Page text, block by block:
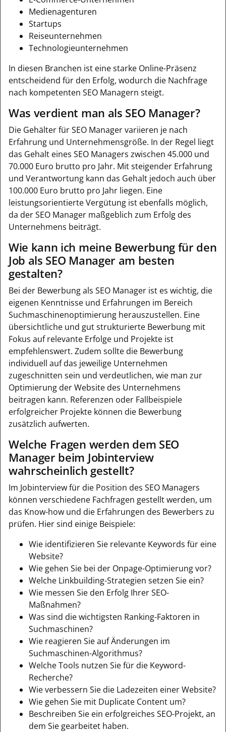
Medienagenturen
Startups
Reiseunternehmen
Technologieunternehmen
In diesen Branchen ist eine starke Online-Präsenz
entscheidend für den Erfolg, wodurch die Nachfrage
nach kompetenten SEO Managern steigt.
Was verdient man als SEO Manager?
Die Gehälter für SEO Manager variieren je nach
Erfahrung und Unternehmensgröße. In der Regel liegt
das Gehalt eines SEO Managers zwischen 45.000 und
70.000 Euro brutto pro Jahr. Mit steigender Erfahrung
und Verantwortung kann das Gehalt jedoch auch über
100.000 Euro brutto pro Jahr liegen. Eine
leistungsorientierte Vergütung ist ebenfalls möglich,
da der SEO Manager maßgeblich zum Erfolg des
Unternehmens beiträgt.
Wie kann ich meine Bewerbung für den
Job als SEO Manager am besten
gestalten?
Bei der Bewerbung als SEO Manager ist es wichtig, die
eigenen Kenntnisse und Erfahrungen im Bereich
Suchmaschinenoptimierung herauszustellen. Eine
übersichtliche und gut strukturierte Bewerbung mit
Fokus auf relevante Erfolge und Projekte ist
empfehlenswert. Zudem sollte die Bewerbung
individuell auf das jeweilige Unternehmen
zugeschnitten sein und verdeutlichen, wie man zur
Optimierung der Website des Unternehmens
beitragen kann. Referenzen oder Fallbeispiele
erfolgreicher Projekte können die Bewerbung
zusätzlich aufwerten.
Welche Fragen werden dem SEO
Manager beim Jobinterview
wahrscheinlich gestellt?
Im Jobinterview für die Position des SEO Managers
können verschiedene Fachfragen gestellt werden, um
das Know-how und die Erfahrungen des Bewerbers zu
prüfen. Hier sind einige Beispiele:
Wie identifizieren Sie relevante Keywords für eine
Website?
Wie gehen Sie bei der Onpage-Optimierung vor?
Welche Linkbuilding-Strategien setzen Sie ein?
Wie messen Sie den Erfolg Ihrer SEO-
Maßnahmen?
Was sind die wichtigsten Ranking-Faktoren in
Suchmaschinen?
Wie reagieren Sie auf Änderungen im
Suchmaschinen-Algorithmus?
Welche Tools nutzen Sie für die Keyword-
Recherche?
Wie verbessern Sie die Ladezeiten einer Website?
Wie gehen Sie mit Duplicate Content um?
Beschreiben Sie ein erfolgreiches SEO-Projekt, an
dem Sie gearbeitet haben.